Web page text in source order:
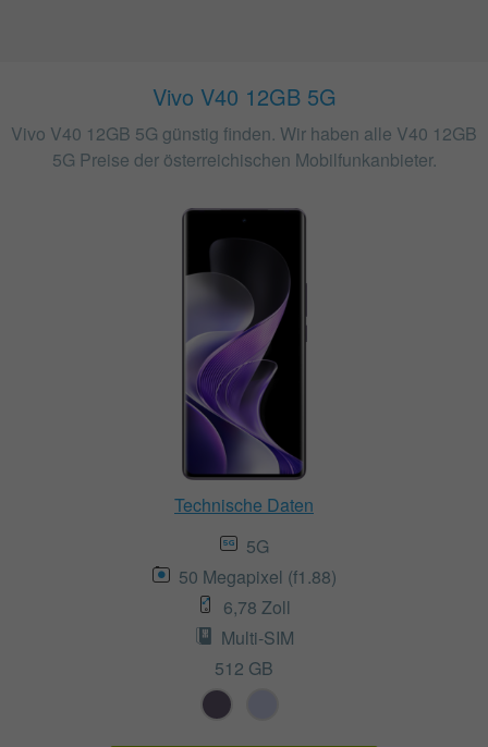
Vivo V40 12GB 5G
Vivo V40 12GB 5G günstig finden. Wir haben alle V40 12GB
5G Preise der österreichischen Mobilfunkanbieter.
Technische Daten
5G
50 Megapixel (f1.88)
6,78 Zoll
Multi-SIM
512 GB